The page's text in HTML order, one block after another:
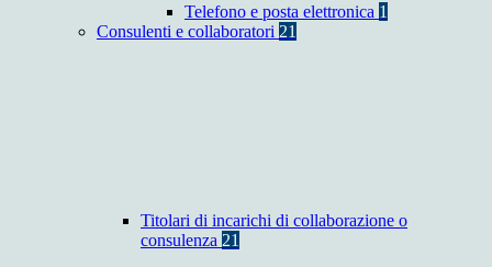
Telefono e posta elettronica 1
Consulenti e collaboratori 21
Titolari di incarichi di collaborazione o
consulenza 21